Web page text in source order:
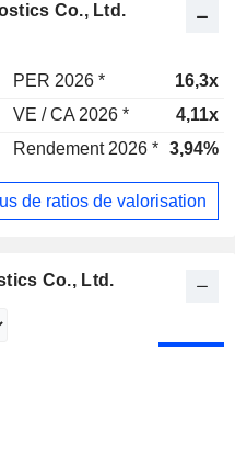
Co., Ltd.
PER 2026 *
16,3x
VE / CA 2026 *
4,11x
Rendement 2026 * 3,94%
de ratios de valorisation
Co., Ltd.